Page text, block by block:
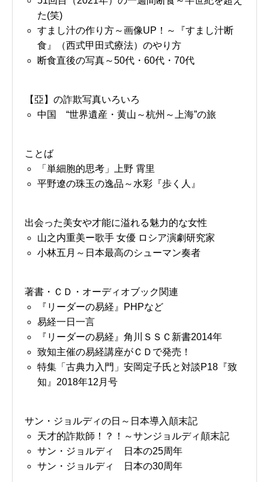
た(笑)
すまし汁の作り方～画像UP！～『すまし汁断
食』（西式甲田式療法）のやり方
断食直後の写真～50代・60代・70代
【亞】の詐欺写真いろいろ
中国 “世界遺産・黄山～杭州～上海”の旅
ことば
「単細胞的思考」上野 霄里
平野遼の珠玉の逸品～水彩『歩く人』
出会った美女や才能に溢れる魅力的な女性
山之内重美ー歌手 女優 ロシア演劇研究家
小林五月～日本最高のシューマン奏者
著書・ＣＤ・オーディオブック関連
『リーダーの易経』PHPなど
易経一日一言
『リーダーの易経』角川ＳＳＣ新書2014年
致知主催の易経講座がＣＤで発売！
特集「古典力入門」安岡定子氏と対談P18『致
知』2018年12月号
サン・ジョルディの日～日本導入顛末記
天才的詐欺師！？！～サンジョルディ顛末記
サン・ジョルディ 日本の25周年
サン・ジョルディ 日本の30周年